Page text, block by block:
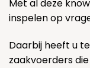
Met al deze
inspelen op
Daarbij heeft u
zaakvoerders